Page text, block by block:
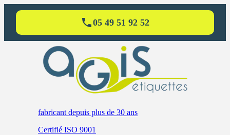
05 49 51 92 52
fabricant depuis plus de 30 ans
Certifié ISO 9001